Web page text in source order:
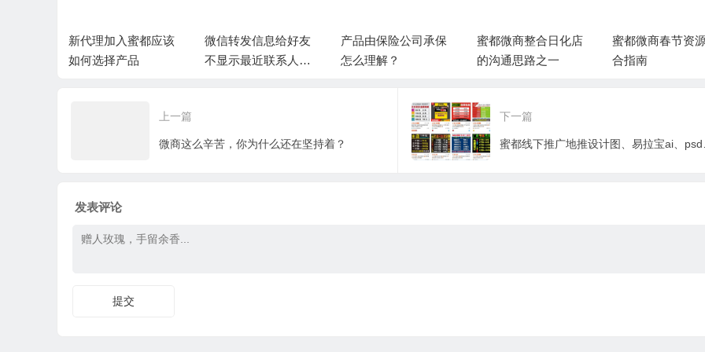
新代理加入蜜都应该
如何选择产品
微信转发信息给好友
不显示最近联系人，
产品由保险公司承保
怎么理解？
蜜都微商整合日化店
的沟通思路之一
蜜都微商春节资
合指南
上一篇
微商这么辛苦，你为什么还在坚持着？
下一篇
发表评论